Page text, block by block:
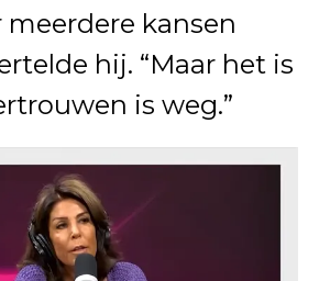
meerdere kansen
hij. “Maar het is
is weg.”